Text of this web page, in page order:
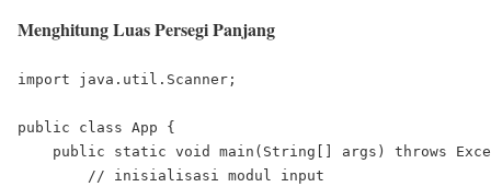
Menghitung Luas Persegi Panjang
import java.util.Scanner;
public class App {
public static void main(String[] args) throws
        // inisialisasi modul input